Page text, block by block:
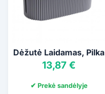
Dėžutė Laidamas, Pilka
13,87 €
✔ Prekė sandėlyje